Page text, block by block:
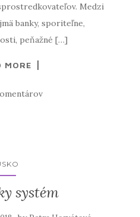
Medzi
banky, sporiteľne,
peňažné […]
MORE
systém